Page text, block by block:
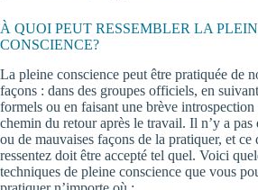
À QUOI PEUT RESSEMBLER LA
CONSCIENCE?
La pleine conscience peut être pratiquée de
façons : dans des groupes officiels, en
formels ou en faisant une brève introspection
chemin du retour après le travail. Il n’y a pas
ou de mauvaises façons de la pratiquer, et ce
ressentez doit être accepté tel quel. Voici
techniques de pleine conscience que vous